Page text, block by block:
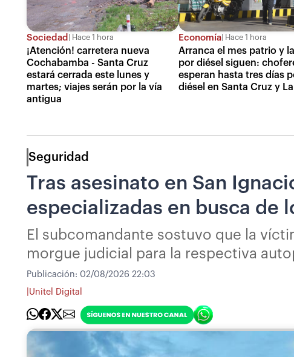
Sociedad Hace 1 hora
¡Atención! carretera nueva
Cochabamba - Santa Cruz
estará cerrada este lunes y
martes; viajes serán por la vía
antigua
Economía Hace 1 hora
Arranca el mes patrio y
por diésel siguen:
esperan hasta tres días
diésel en Santa Cruz y
Seguridad
Tras asesinato en San
especializadas en busca de
El subcomandante sostuvo que la
morgue judicial para la respectiva
Publicación: 02/08/2026 22:03
Unitel Digital